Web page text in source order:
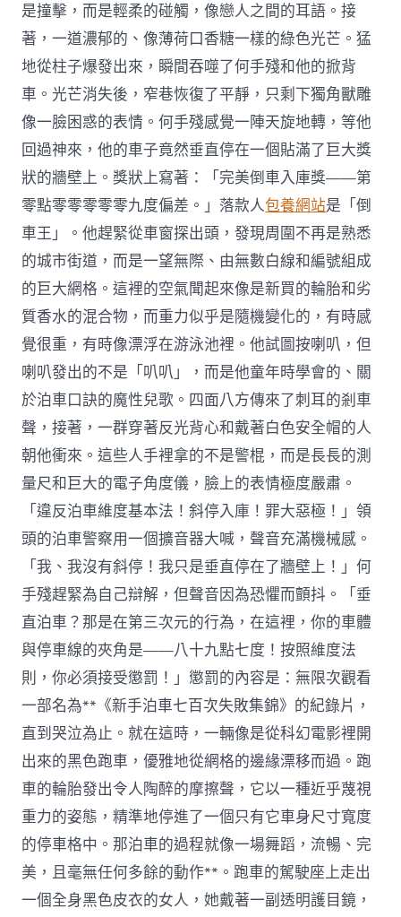
是撞擊，而是輕柔的碰觸，像戀人之間的耳語。接
著，一道濃郁的、像薄荷口香糖一樣的綠色光芒。猛
地從柱子爆發出來，瞬間吞噬了何手殘和他的掀背
車。光芒消失後，窄巷恢復了平靜，只剩下獨角獸雕
像一臉困惑的表情。何手殘感覺一陣天旋地轉，等他
回過神來，他的車子竟然垂直停在一個貼滿了巨大獎
狀的牆壁上。獎狀上寫著：「完美倒車入庫獎——第
零點零零零零零九度偏差。」落款人包養網站是「倒
車王」。他趕緊從車窗探出頭，發現周圍不再是熟悉
的城市街道，而是一望無際、由無數白線和編號組成
的巨大網格。這裡的空氣聞起來像是新買的輪胎和劣
質香水的混合物，而重力似乎是隨機變化的，有時感
覺很重，有時像漂浮在游泳池裡。他試圖按喇叭，但
喇叭發出的不是「叭叭」，而是他童年時學會的、關
於泊車口訣的魔性兒歌。四面八方傳來了刺耳的剎車
聲，接著，一群穿著反光背心和戴著白色安全帽的人
朝他衝來。這些人手裡拿的不是警棍，而是長長的測
量尺和巨大的電子角度儀，臉上的表情極度嚴肅。
「違反泊車維度基本法！斜停入庫！罪大惡極！」領
頭的泊車警察用一個擴音器大喊，聲音充滿機械感。
「我、我沒有斜停！我只是垂直停在了牆壁上！」何
手殘趕緊為自己辯解，但聲音因為恐懼而顫抖。「垂
直泊車？那是在第三次元的行為，在這裡，你的車體
與停車線的夾角是——八十九點七度！按照維度法
則，你必須接受懲罰！」懲罰的內容是：無限次觀看
一部名為**《新手泊車七百次失敗集錦》的紀錄片，
直到哭泣為止。就在這時，一輛像是從科幻電影裡開
出來的黑色跑車，優雅地從網格的邊緣漂移而過。跑
車的輪胎發出令人陶醉的摩擦聲，它以一種近乎蔑視
重力的姿態，精準地停進了一個只有它車身尺寸寬度
的停車格中。那泊車的過程就像一場舞蹈，流暢、完
美，且毫無任何多餘的動作**。跑車的駕駛座上走出
一個全身黑色皮衣的女人，她戴著一副透明護目鏡，